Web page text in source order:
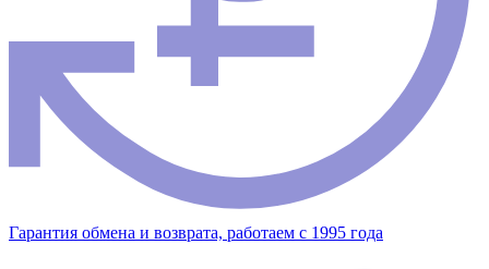
Гарантия обмена и возврата, работаем с 1995 года